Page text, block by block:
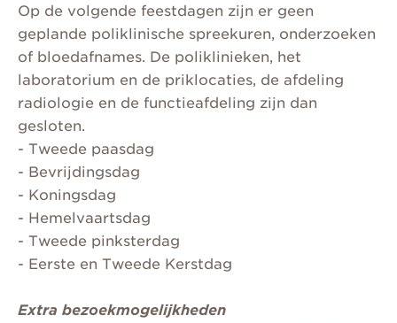
Op de volgende feestdagen zijn er geen
geplande poliklinische spreekuren, onderzoeken
of bloedafnames. De poliklinieken, het
laboratorium en de priklocaties, de afdeling
radiologie en de functieafdeling zijn dan
gesloten.
- Tweede paasdag
- Bevrijdingsdag
- Koningsdag
- Hemelvaartsdag
- Tweede pinksterdag
- Eerste en Tweede Kerstdag
Extra bezoekmogelijkheden